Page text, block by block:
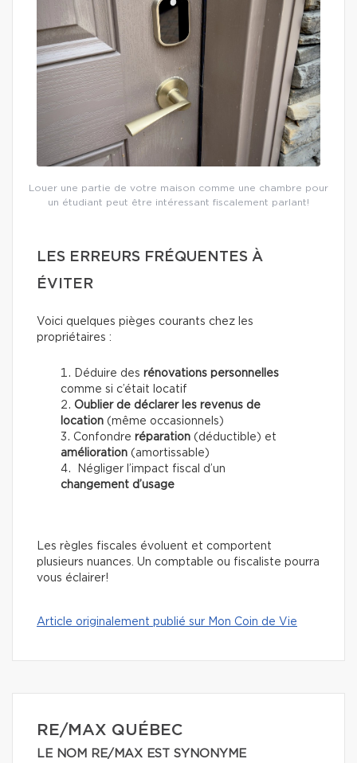
Louer une partie de votre maison comme une chambre pour
un étudiant peut être intéressant fiscalement parlant!
LES ERREURS FRÉQUENTES À
ÉVITER
Voici quelques pièges courants chez les
propriétaires :
Déduire des rénovations personnelles
comme si c’était locatif
Oublier de déclarer les revenus de
location (même occasionnels)
Confondre réparation (déductible) et
amélioration (amortissable)
Négliger l’impact fiscal d’un
changement d’usage
Les règles fiscales évoluent et comportent
plusieurs nuances. Un comptable ou fiscaliste pourra
vous éclairer!
Article originalement publié sur Mon Coin de Vie
RE/MAX QUÉBEC
LE NOM RE/MAX EST SYNONYME